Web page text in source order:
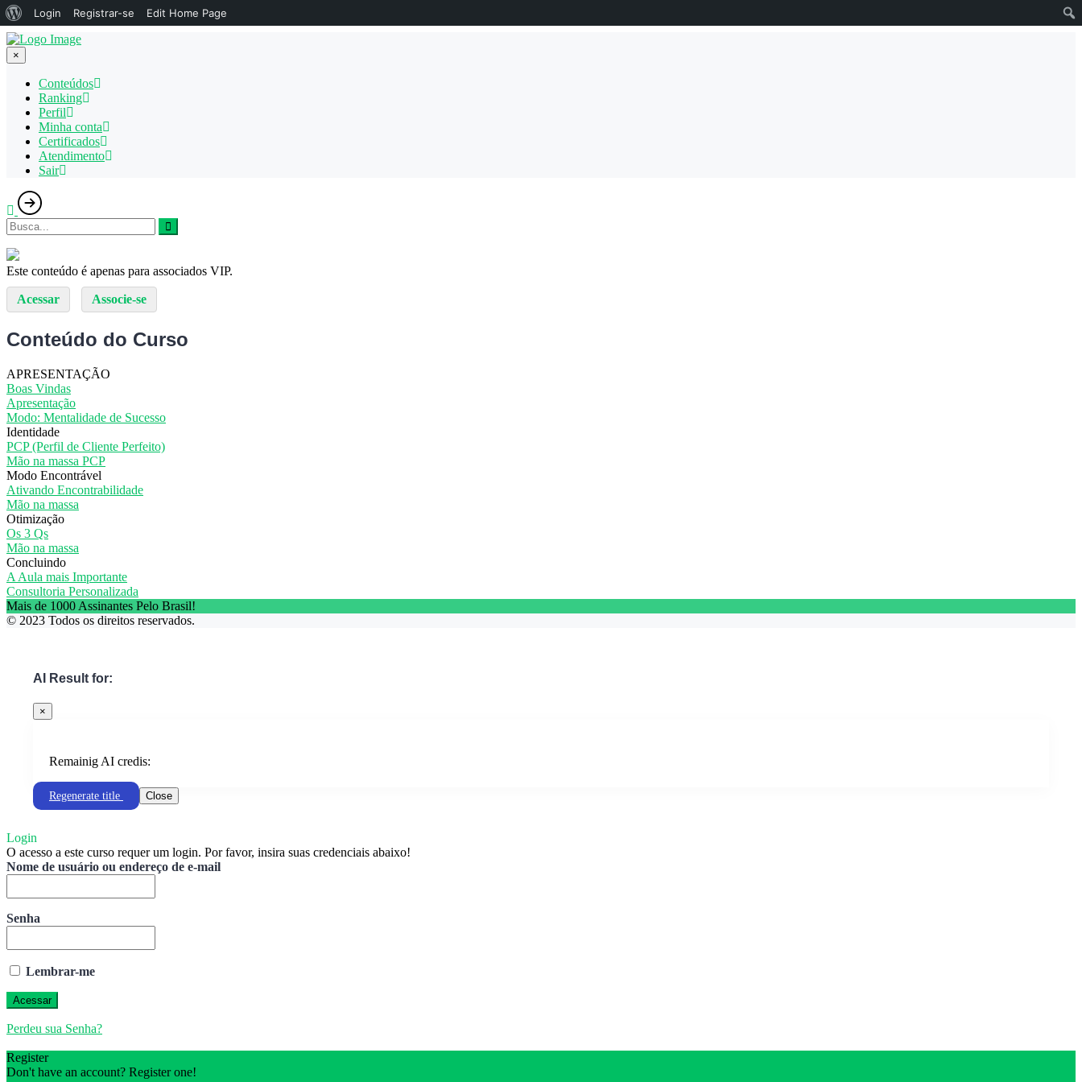
Sobre
o
WordPress
Login Registrar-se Edit Home Page
×
Conteúdos
Ranking
Perfil
Minha conta
Certificados
Atendimento
Sair
Este conteúdo é apenas para associados VIP.
Acessar Associe-se
Conteúdo do Curso
APRESENTAÇÃO
Boas Vindas
Apresentação
Modo: Mentalidade de Sucesso
Identidade
PCP (Perfil de Cliente Perfeito)
Mão na massa PCP
Modo Encontrável
Ativando Encontrabilidade
Mão na massa
Otimização
Os 3 Qs
Mão na massa
Concluindo
A Aula mais Importante
Consultoria Personalizada
Mais de 1000 Assinantes Pelo Brasil!
© 2023 Todos os direitos reservados.
AI Result for:
×
Remainig AI credis:
Regenerate title Close
Login
O acesso a este curso requer um login. Por favor, insira suas credenciais abaixo!
Nome de usuário ou endereço de e-mail
Senha
Lembrar-me
Perdeu sua Senha?
Register
Don't have an account? Register one!